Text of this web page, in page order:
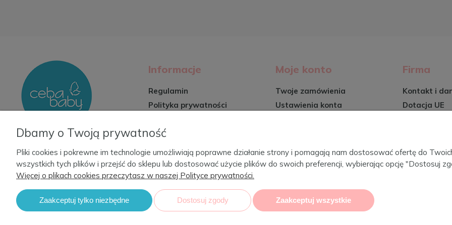
Informacje
Regulamin
Polityka prywatności
Formy płatności
Czas i koszty dostawy
Moje konto
Twoje zamówienia
Ustawienia konta
Firma
Kontakt i
Dotacja UE
Blog
Dbamy o Twoją prywatność
Pliki cookies i pokrewne im technologie umożliwiają poprawne działanie strony i pomagają nam dostosować ofertę do
wszystkich tych plików i przejść do sklepu lub dostosować użycie plików do swoich preferencji, wybierając opcję "Dostosuj
Więcej o plikach cookies przeczytasz w naszej Polityce prywatności.
Zaakceptuj tylko niezbędne Dostosuj zgody Zaakceptuj wszystkie